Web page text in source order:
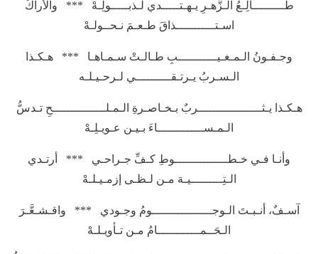
طـــــــــالِـعُ الـزَّهـرِ يـهـتـــــدي لـذبـــــولِـهْ *** والأراكُ
اسـتـــــــــــذاقَ طـعـمَ نـحــولـهْ
وجـفـونُ الـمـغـيـــــــــــبِ طـالـتْ سـمـاهـا *** هـكـذا
الـسـربُ يـرتـقــــــــــي لـرحـيـلـه
هـكـذا يـثــــــــــــــــــربٌ بـخـاصـرةِ الـمـلـــــــــــــــحِ تـدسُّ
الـمـســـــــــــــاءَ بـيـن عـويـلِـهْ
وأنـا فـي خـطـــــــــــــــوطِ كـفِّ جـراحـي *** أرتـدي
الـتِـــــــــيـهَ مـن لـظـى إزمـيـلـهْ
آسـفٌ، أنـبـتَ الـوجـــــــــــــــــومُ وجـودي *** واقـشـعَّـرَ
الـحَــمــــــــــــامُ مـن تـأويـلـهْ